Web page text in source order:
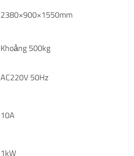
2380×900×1550mm
Khoảng 500kg
AC220V 50Hz
10A
1kW